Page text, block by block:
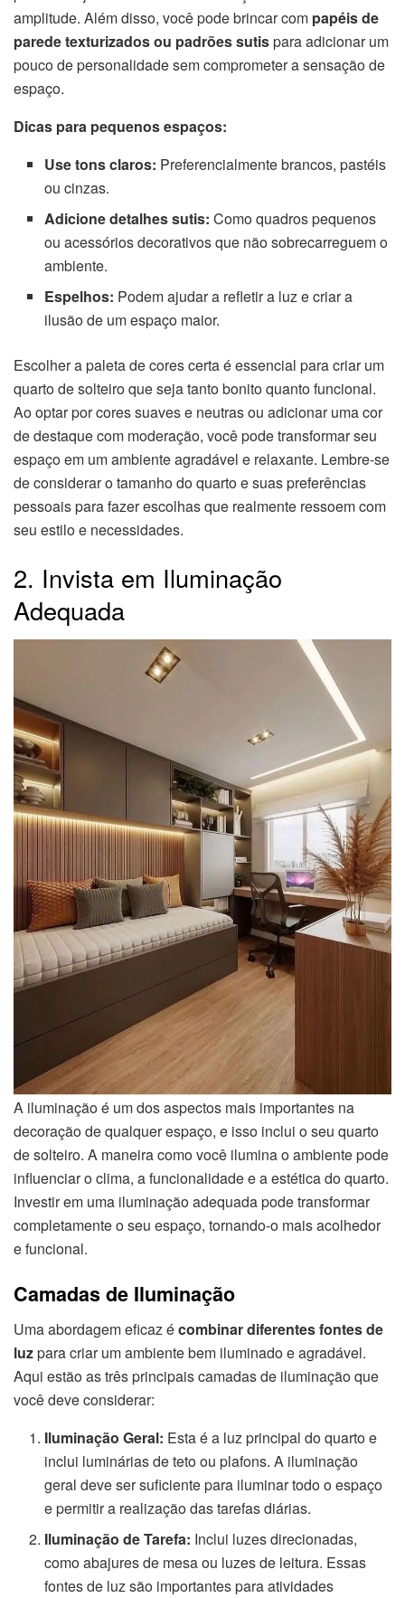
amplitude. Além disso, você pode brincar com papéis de
parede texturizados ou padrões sutispara adicionar um
pouco de personalidade sem comprometer a sensação de
espaço.
Dicas para pequenos espaços:
Use tons claros: Preferencialmente brancos, pastéis
ou cinzas.
Adicione detalhes sutis: Como quadros pequenos
ou acessórios decorativos que não sobrecarreguem o
ambiente.
Espelhos: Podem ajudar a refletir a luz e criar a
ilusão de um espaço maior.
Escolher a paleta de cores certa é essencial para criar um
quarto de solteiro que seja tanto bonito quanto funcional.
Ao optar por cores suaves e neutras ou adicionar uma cor
de destaque com moderação, você pode transformar seu
espaço em um ambiente agradável e relaxante. Lembre-se
de considerar o tamanho do quarto e suas preferências
pessoais para fazer escolhas que realmente ressoem com
seu estilo e necessidades.
2. Invista em Iluminação
Adequada
A iluminação é um dos aspectos mais importantes na
decoração de qualquer espaço, e isso inclui o seu quarto
de solteiro. A maneira como você ilumina o ambiente pode
influenciar o clima, a funcionalidade e a estética do quarto.
Investir em uma iluminação adequada pode transformar
completamente o seu espaço, tornando-o mais acolhedor
e funcional.
Camadas de Iluminação
Uma abordagem eficaz écombinar diferentes fontes de
luzpara criar um ambiente bem iluminado e agradável.
Aqui estão as três principais camadas de iluminação que
você deve considerar:
Iluminação Geral: Esta é a luz principal do quarto e
inclui luminárias de teto ou plafons. A iluminação
geral deve ser suficiente para iluminar todo o espaço
e permitir a realização das tarefas diárias.
Iluminação de Tarefa: Inclui luzes direcionadas,
como abajures de mesa ou luzes de leitura. Essas
fontes de luz são importantes para atividades